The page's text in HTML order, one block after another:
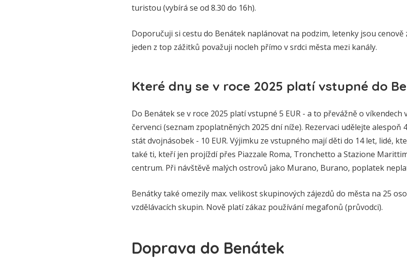
turistou (vybírá se od 8.30 do 16h).
Doporučuji si cestu do Benátek naplánovat na podzim, letenky jsou cenově
jeden z top zážitků považuji nocleh přímo v srdci města mezi kanály.
Které dny se v roce 2025 platí vstupné do
Do Benátek se v roce 2025 platí vstupné 5 EUR - a to převážně o
červenci (seznam zpoplatněných 2025 dní níže). Rezervaci udělejte alespoň
stát dvojnásobek - 10 EUR. Výjimku ze vstupného mají děti do 14 let, lidé,
také ti, kteří jen projíždí přes Piazzale Roma, Tronchetto a Stazione
centrum. Při návštěvě malých ostrovů jako Murano, Burano, poplatek
Benátky také omezily max. velikost skupinových zájezdů do města na 25
vzdělávacích skupin. Nově platí zákaz používání megafonů (průvodci).
Doprava do Benátek